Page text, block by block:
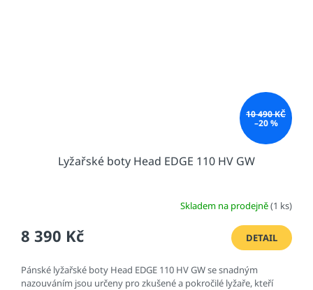
10 490 KČ
–20 %
Lyžařské boty Head EDGE 110 HV GW
Skladem na prodejně(1 ks)
8 390 Kč DETAIL
Pánské lyžařské boty Head EDGE 110 HV GW se snadným
nazouváním jsou určeny pro zkušené a pokročilé lyžaře, kteří